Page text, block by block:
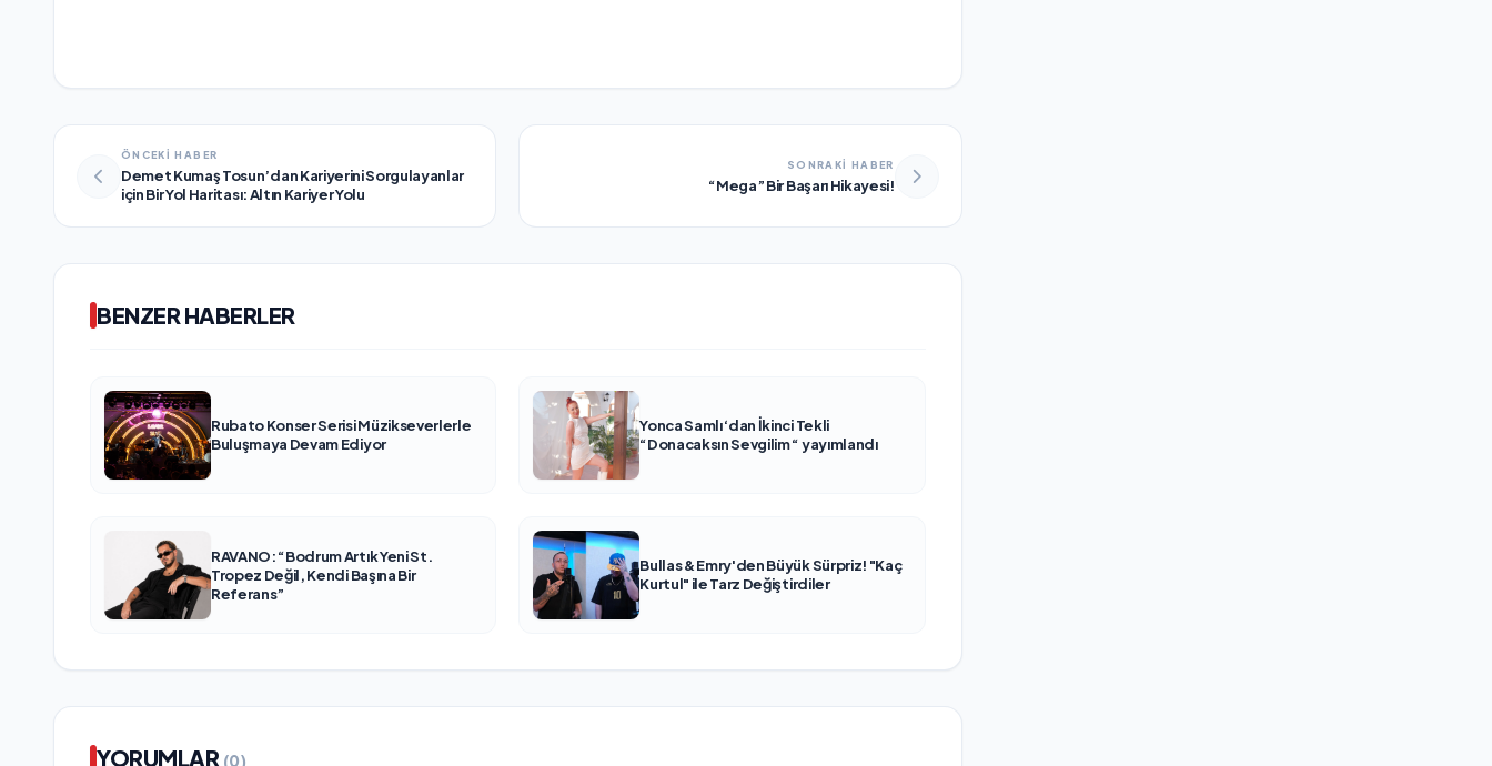
ÖNCEKİ HABER
Demet Kumaş Tosun’dan Kariyerini Sorgulayanlar
için Bir Yol Haritası: Altın Kariyer Yolu
SONRAKİ HABER
“Mega” Bir Başarı Hikayesi!
BENZER HABERLER
Rubato Konser Serisi Müzikseverlerle
Buluşmaya Devam Ediyor
Yonca Samlı ‘dan İkinci Tekli
“Donacaksın Sevgilim “ yayımlandı
RAVANO: “Bodrum Artık Yeni St.
Tropez Değil, Kendi Başına Bir
Referans”
Bullas & Emry'den Büyük Sürpriz! "Kaç
Kurtul" ile Tarz Değiştirdiler
YORUMLAR (0)